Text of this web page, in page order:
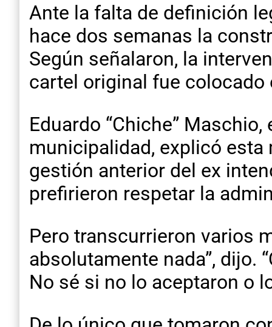
Ante la falta de definición
hace dos semanas la
Según señalaron, la
cartel original fue
Eduardo “Chiche”
municipalidad, explicó
gestión anterior del ex
prefirieron respetar la
Pero transcurrieron varios
absolutamente nada”, dijo.
No sé si no lo aceptaron o